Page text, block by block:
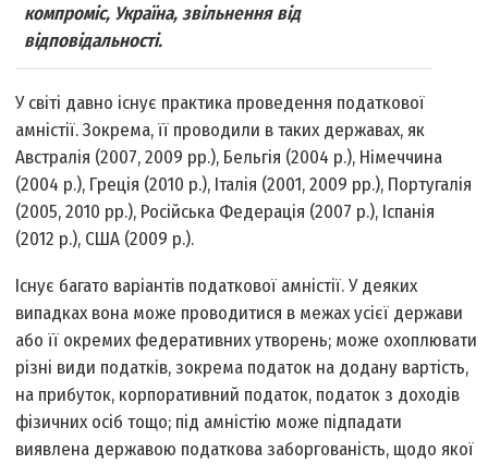
компроміс, Україна, звільнення від
відповідальності.
У світі давно існує практика проведення податкової
амністії. Зокрема, її проводили в таких державах, як
Австралія (2007, 2009 рр.), Бельгія (2004 р.), Німеччина
(2004 р.), Греція (2010 р.), Італія (2001, 2009 рр.), Португалія
(2005, 2010 рр.), Російська Федерація (2007 р.), Іспанія
(2012 р.), США (2009 р.).
Існує багато варіантів податкової амністії. У деяких
випадках вона може проводитися в межах усієї держави
або її окремих федеративних утворень; може охоплювати
різні види податків, зокрема податок на додану вартість,
на прибуток, корпоративний податок, податок з доходів
фізичних осіб тощо; під амністію може підпадати
виявлена державою податкова заборгованість, щодо якої